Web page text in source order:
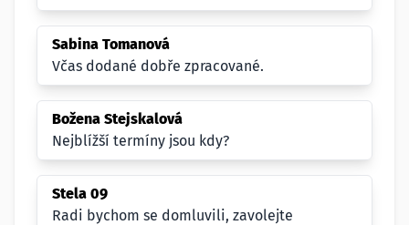
Sabina Tomanová
Včas dodané dobře zpracované.
Božena Stejskalová
Nejblížší termíny jsou kdy?
Stela 09
Radi bychom se domluvili, zavolejte